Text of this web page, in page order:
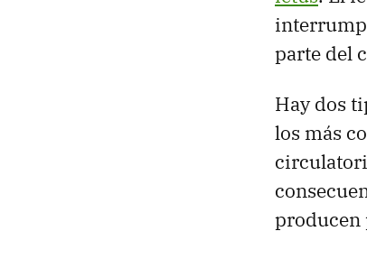
parte del
Hay dos
los más
producen